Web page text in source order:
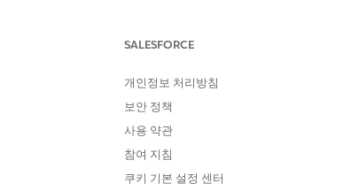
상담원, 은행원, 관계 관리자 프로필 만들기
사를 통해 문제를 해결했습니까?
을 위한 의견을 보내주세요.
SALESFORCE
개인정보 처리방침
보안 정책
사용 약관
참여 지침
쿠키 기본 설정 센터